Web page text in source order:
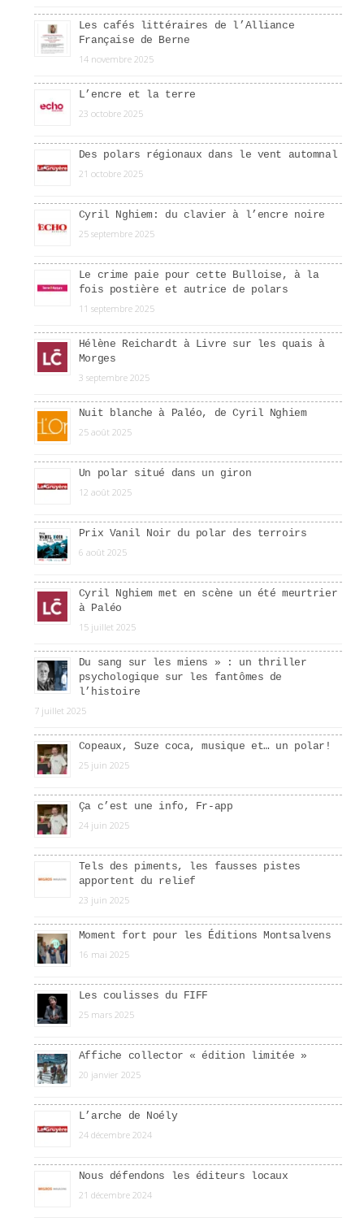
Les cafés littéraires de l’Alliance
Française de Berne
14 novembre 2025
L’encre et la terre
23 octobre 2025
Des polars régionaux dans le vent automnal
21 octobre 2025
Cyril Nghiem: du clavier à l’encre noire
25 septembre 2025
Le crime paie pour cette Bulloise, à la
fois postière et autrice de polars
11 septembre 2025
Hélène Reichardt à Livre sur les quais à
Morges
3 septembre 2025
Nuit blanche à Paléo, de Cyril Nghiem
25 août 2025
Un polar situé dans un giron
12 août 2025
Prix Vanil Noir du polar des terroirs
6 août 2025
Cyril Nghiem met en scène un été meurtrier
à Paléo
15 juillet 2025
Du sang sur les miens » : un thriller
psychologique sur les fantômes de
l’histoire
7 juillet 2025
Copeaux, Suze coca, musique et… un polar!
25 juin 2025
Ça c’est une info, Fr-app
24 juin 2025
Tels des piments, les fausses pistes
apportent du relief
23 juin 2025
Moment fort pour les Éditions Montsalvens
16 mai 2025
Les coulisses du FIFF
25 mars 2025
Affiche collector « édition limitée »
20 janvier 2025
L’arche de Noély
24 décembre 2024
Nous défendons les éditeurs locaux
21 décembre 2024